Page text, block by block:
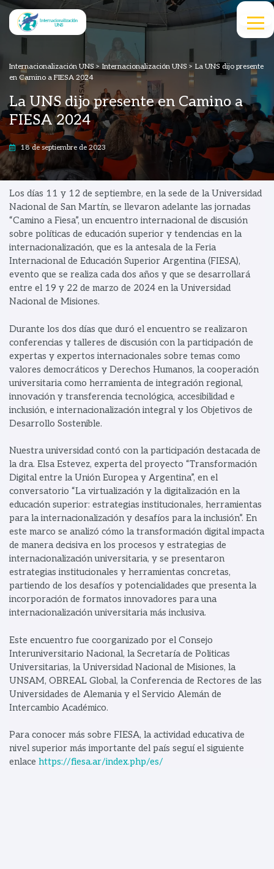
Internacionalización UNS > Internacionalización UNS > La UNS dijo presente
en Camino a FIESA 2024
La UNS dijo presente en Camino a
FIESA 2024
18 de septiembre de 2023
Los días 11 y 12 de septiembre, en la sede de la Universidad
Nacional de San Martín, se llevaron adelante las jornadas
“Camino a Fiesa”, un encuentro internacional de discusión
sobre políticas de educación superior y tendencias en la
internacionalización, que es la antesala de la Feria
Internacional de Educación Superior Argentina (FIESA),
evento que se realiza cada dos años y que se desarrollará
entre el 19 y 22 de marzo de 2024 en la Universidad
Nacional de Misiones.
Durante los dos días que duró el encuentro se realizaron
conferencias y talleres de discusión con la participación de
expertas y expertos internacionales sobre temas como
valores democráticos y Derechos Humanos, la cooperación
universitaria como herramienta de integración regional,
innovación y transferencia tecnológica, accesibilidad e
inclusión, e internacionalización integral y los Objetivos de
Desarrollo Sostenible.
Nuestra universidad contó con la participación destacada de
la dra. Elsa Estevez, experta del proyecto “Transformación
Digital entre la Unión Europea y Argentina”, en el
conversatorio “La virtualización y la digitalización en la
educación superior: estrategias institucionales, herramientas
para la internacionalización y desafíos para la inclusión”. En
este marco se analizó cómo la transformación digital impacta
de manera decisiva en los procesos y estrategias de
internacionalización universitaria, y se presentaron
estrategias institucionales y herramientas concretas,
partiendo de los desafíos y potencialidades que presenta la
incorporación de formatos innovadores para una
internacionalización universitaria más inclusiva.
Este encuentro fue coorganizado por el Consejo
Interuniversitario Nacional, la Secretaría de Politicas
Universitarias, la Universidad Nacional de Misiones, la
UNSAM, OBREAL Global, la Conferencia de Rectores de las
Universidades de Alemania y el Servicio Alemán de
Intercambio Académico.
Para conocer más sobre FIESA, la actividad educativa de
nivel superior más importante del país seguí el siguiente
enlace https://fiesa.ar/index.php/es/